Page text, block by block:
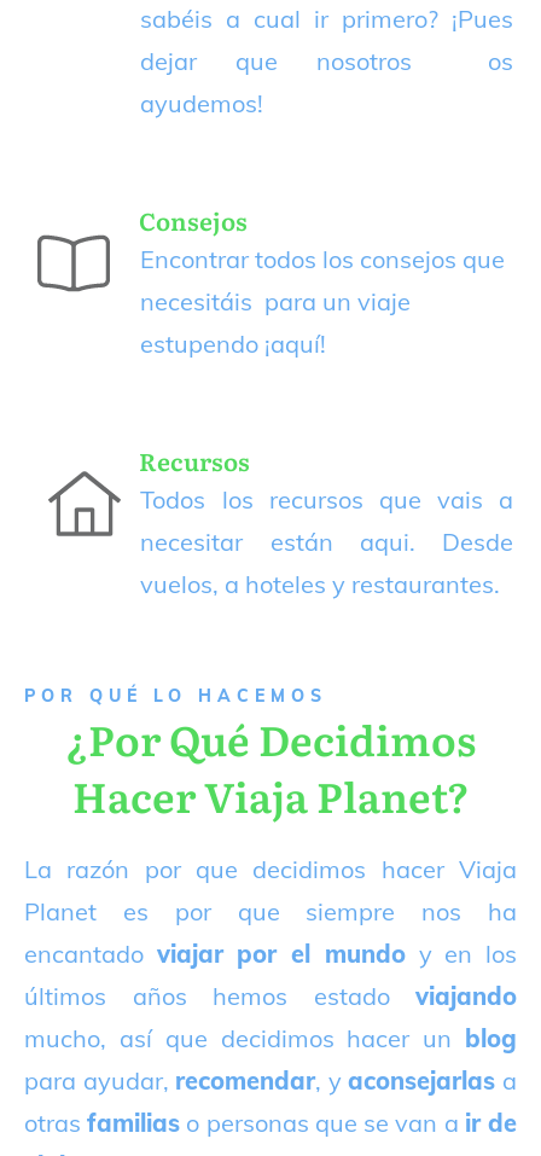
sabéis a cual ir primero? ¡Pues
dejar que nosotros os
ayudemos!
Consejos
Encontrar todos los consejos que
necesitáis para un viaje
estupendo ¡aquí!
Recursos
Todos los recursos que vais a
necesitar están aqui. Desde
vuelos, a hoteles y restaurantes.
P OR QUÉ LO HACEMOS
¿Por Qué Decidimos
Hacer Viaja Planet?
La razón por que decidimos hacer Viaja
Planet es por que siempre nos ha
encantado viajar por el mundoy en los
últimos años hemos estado viajando
mucho, así que decidimos hacer un blog
para ayudar, recomendar, yaconsejarlas a
otrasfamilias o personas que se van a ir de